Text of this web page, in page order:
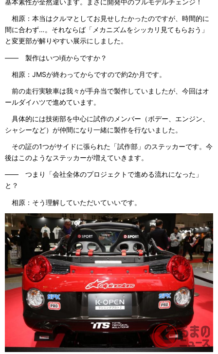
基本素性が全然違います。まさに開発中のフルモデルチェンジ！
相原：本当はクルマとしてお見せしたかったのですが、時間的に
間に合わず…。それならば「メカニズムをシッカリ見てもらおう」
と変更部が解りやすい展示にしました。
―― 製作はいつ頃からですか？
相原：JMSが終わってからですので約2か月です。
前の走行実験車は我々が手弁当で製作していましたが、今回はオ
ールダイハツで進めています。
具体的には技術部を中心に試作のメンバー（ボデー、エンジン、
シャシーなど）が仲間になり一緒に製作を行ないました。
その証の1つがサイドに張られた「試作部」のステッカーです。今
後はこのようなステッカーが増えていきます。
―― つまり「会社全体のプロジェクトで進める流れになった」
と？
相原：そう理解していただいていいです。